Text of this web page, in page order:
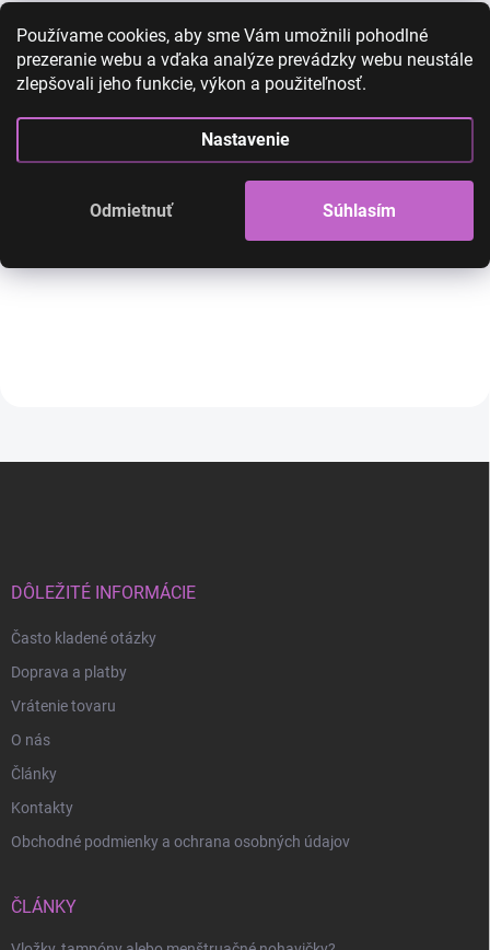
Používame cookies, aby sme Vám umožnili pohodlné
prezeranie webu a vďaka analýze prevádzky webu neustále
zlepšovali jeho funkcie, výkon a použiteľnosť.
Nastavenie
Odmietnuť Súhlasím
Kanekalon - farebné
copíky hnedá - trblietavé
5,61 € bez DPH
Kanekalon -
copíky -
5,61 € bez DPH
DÔLEŽITÉ INFORMÁCIE
Často kladené otázky
Doprava a platby
Vrátenie tovaru
O nás
Články
Kontakty
Obchodné podmienky a ochrana osobných údajov
ČLÁNKY